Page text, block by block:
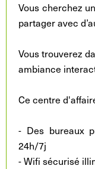
Vous cherchez
partager avec
Vous trouverez
ambiance
Ce centre
- Des bureaux
24h/7j
- Wifi sécurisé